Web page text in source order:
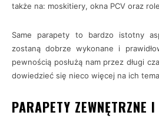
także na: moskitiery, okna PCV oraz
Same parapety to bardzo istotny
zostaną dobrze wykonane i
pewnością posłużą nam przez długi
dowiedzieć się nieco więcej na ich
PARAPETY ZEWNĘTRZNE